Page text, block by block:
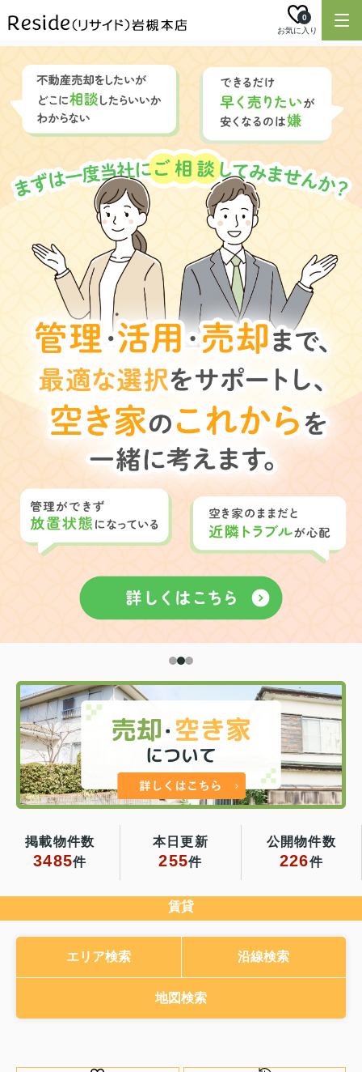
お気に入り
0
掲載物件数
3485件
本日更新
255件
公開物件数
226件
賃貸
エリア検索 沿線検索
地図検索